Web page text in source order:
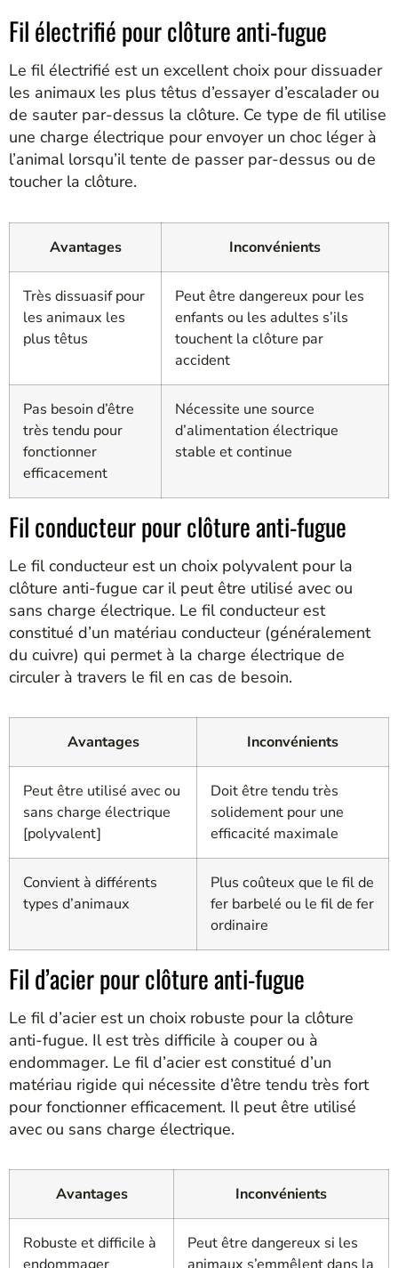
Fil électrifié pour clôture anti-fugue
Le fil électrifié est un excellent choix pour dissuader
les animaux les plus têtus d’essayer d’escalader ou
de sauter par-dessus la clôture. Ce type de fil utilise
une charge électrique pour envoyer un choc léger à
l’animal lorsqu’il tente de passer par-dessus ou de
toucher la clôture.
Avantages Inconvénients
Très dissuasif pour
les animaux les
plus têtus
Peut être dangereux pour les
enfants ou les adultes s’ils
touchent la clôture par
accident
Pas besoin d’être
très tendu pour
fonctionner
efficacement
Nécessite une source
d’alimentation électrique
stable et continue
Fil conducteur pour clôture anti-fugue
Le fil conducteur est un choix polyvalent pour la
clôture anti-fugue car il peut être utilisé avec ou
sans charge électrique. Le fil conducteur est
constitué d’un matériau conducteur (généralement
du cuivre) qui permet à la charge électrique de
circuler à travers le fil en cas de besoin.
Avantages Inconvénients
Peut être utilisé avec ou
sans charge électrique
[polyvalent]
Doit être tendu très
solidement pour une
efficacité maximale
Convient à différents
types d’animaux
Plus coûteux que le fil de
fer barbelé ou le fil de fer
ordinaire
Fil d’acier pour clôture anti-fugue
Le fil d’acier est un choix robuste pour la clôture
anti-fugue. Il est très difficile à couper ou à
endommager. Le fil d’acier est constitué d’un
matériau rigide qui nécessite d’être tendu très fort
pour fonctionner efficacement. Il peut être utilisé
avec ou sans charge électrique.
Avantages Inconvénients
Robuste et difficile à
Peut être dangereux si les